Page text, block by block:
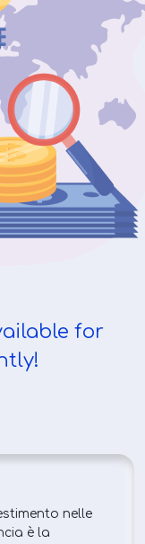
for
nelle
è la